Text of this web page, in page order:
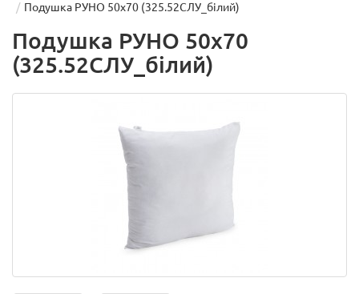
Подушка РУНО 50х70 (325.52СЛУ_білий)
Подушка РУНО 50х70
(325.52СЛУ_білий)